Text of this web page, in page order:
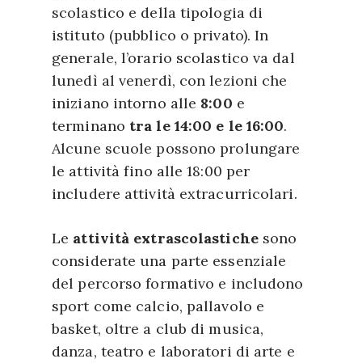
scolastico e della tipologia di
istituto (pubblico o privato). In
generale, l’orario scolastico va dal
lunedì al venerdì, con lezioni che
iniziano intorno alle 8:00 e
terminano tra le 14:00 e le 16:00.
Alcune scuole possono prolungare
le attività fino alle 18:00 per
includere attività extracurricolari.
Le attività extrascolastichesono
considerate una parte essenziale
del percorso formativo e includono
sport come calcio, pallavolo e
basket, oltre a club di musica,
danza, teatro e laboratori di arte e